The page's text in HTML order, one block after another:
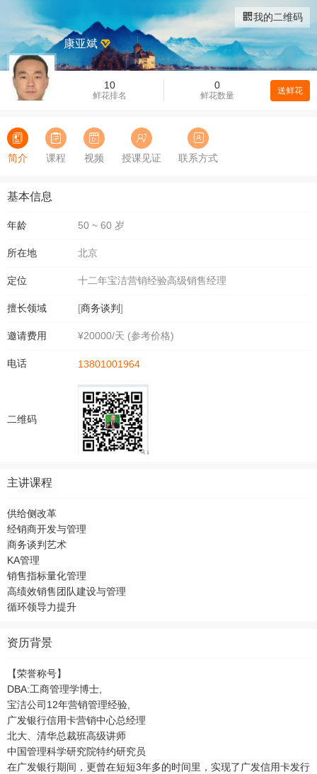
我的二维码
10
鲜花排名
0
鲜花数量 送鲜花
康亚斌
简介 课程 视频 授课见证 联系方式
基本信息
年龄 50 ~ 60 岁
所在地 北京
定位 十二年宝洁营销经验高级销售经理
擅长领域 [商务谈判]
邀请费用 ¥20000/天 (参考价格)
电话 13801001964
二维码
主讲课程
供给侧改革
经销商开发与管理
商务谈判艺术
KA管理
销售指标量化管理
高绩效销售团队建设与管理
循环领导力提升
资历背景
【荣誉称号】
DBA:工商管理学博士,
宝洁公司12年营销管理经验,
广发银行信用卡营销中心总经理
北大、清华总裁班高级讲师
中国管理科学研究院特约研究员
在广发银行期间，更曾在短短3年多的时间里，实现了广发信用卡发行